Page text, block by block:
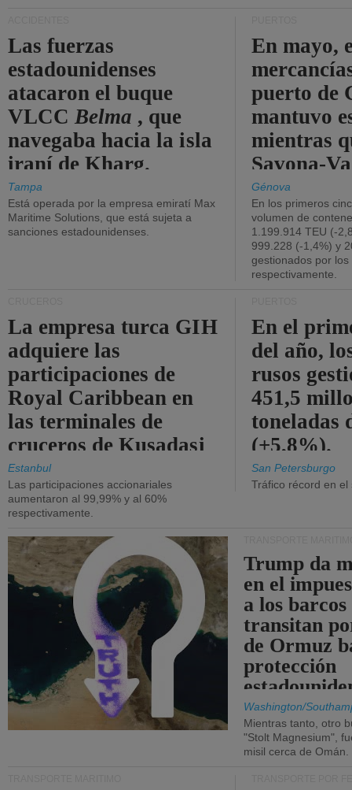
Las fuerzas
estadounidenses
atacaron el buque
VLCCBelma , que
navegaba hacia la isla
iraní de Kharg.
Tampa
Está operada por la empresa emiratí Max
Maritime Solutions, que está sujeta a
sanciones estadounidenses.
En mayo,
puerto de
mantuvo
mientras
Savona-
Génova
En los primeros
volumen de
1.199.914 TEU (-
999.228 (-1,4%) y
gestionados por
respectivamente.
La empresa turca GIH
adquiere las
participaciones de
Royal Caribbean en
las terminales de
cruceros de Kusadasi
y Lisboa.
Estanbul
Las participaciones accionariales
aumentaron al 99,99% y al 60%
respectivamente.
En el
del año,
rusos
451,5
toneladas
(+5,8%).
San Petersburgo
Tráfico récord en
Trump da
en el
a los barcos
transitan
de Ormuz
protección
Washington/
Mientras tanto, otro
"Stolt Magnesium",
misil cerca de Omán.